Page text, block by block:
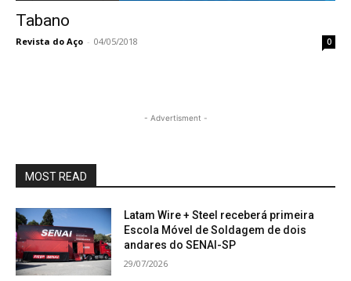
Tabano
Revista do Aço - 04/05/2018 0
- Advertisment -
MOST READ
Latam Wire + Steel receberá primeira
Escola Móvel de Soldagem de dois
andares do SENAI-SP
29/07/2026